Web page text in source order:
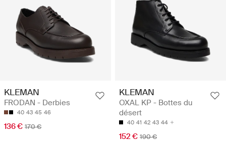
KLEMAN
FRODAN - Derbies
40 43 45 46
136 € 170 €
KLEMAN
OXAL KP - Bottes du
désert
40 41 42 43 44
152 € 190 €